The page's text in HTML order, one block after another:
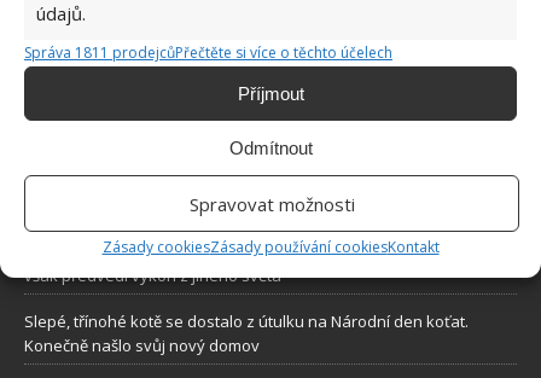
údajů.
Správa 1811 prodejcůPřečtěte si více o těchto účelech
Příjmout
Odmítnout
Spravovat možnosti
Zásady cookiesZásady používání cookiesKontakt
Sháníte zajímavé tipy jak vylepšit Váš domov? Originální nápady,
aktuální trendy, praktické rady i inspirativní fotografie najdete na
stránkách internetového magazínu
Vyzvedla si dítě ve školce a jela domů. To, co našla na jeho těle, ji
Přání postaršího zákazníka označil za nadlidský úkol. Kadeřník
však předvedl výkon z jiného světa
Slepé, třínohé kotě se dostalo z útulku na Národní den koťat.
Konečně našlo svůj nový domov